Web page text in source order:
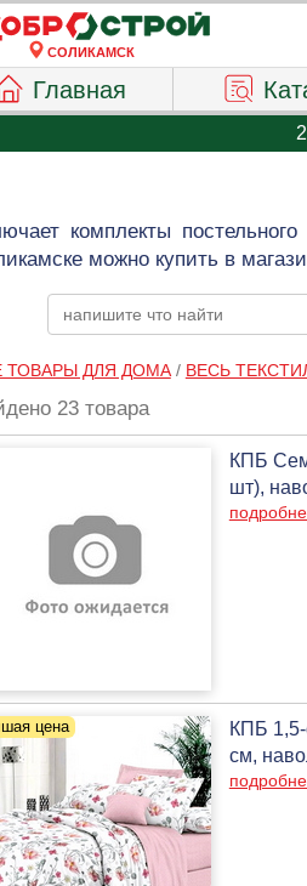
СОЛИКАМСК
Главная
комплекты
можно купить в
ТОВАРЫ ДЛЯ ДОМА/ ВЕСЬ
23 товара
КПБ
шт),
КПБ
см,